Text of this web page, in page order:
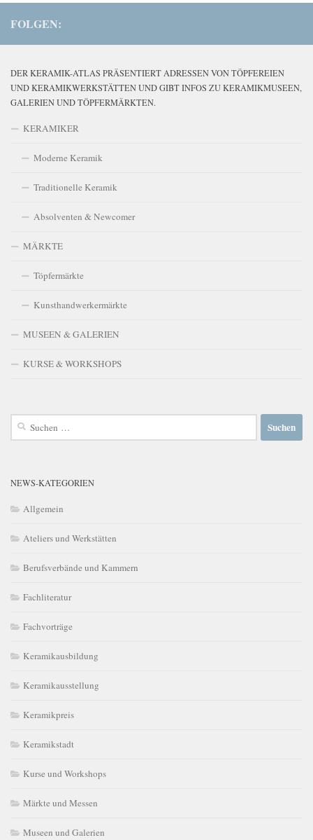
FOLGEN:
DER KERAMIK-ATLAS PRÄSENTIERT ADRESSEN VON TÖPFEREIEN
UND KERAMIKWERKSTÄTTEN UND GIBT INFOS ZU KERAMIKMUSEEN,
GALERIEN UND TÖPFERMÄRKTEN.
KERAMIKER
Moderne Keramik
Traditionelle Keramik
Absolventen & Newcomer
MÄRKTE
Töpfermärkte
Kunsthandwerkermärkte
MUSEEN & GALERIEN
KURSE & WORKSHOPS
Suchen
NEWS-KATEGORIEN
Allgemein
Ateliers und Werkstätten
Berufsverbände und Kammern
Fachliteratur
Fachvorträge
Keramikausbildung
Keramikausstellung
Keramikpreis
Keramikstadt
Kurse und Workshops
Märkte und Messen
Museen und Galerien